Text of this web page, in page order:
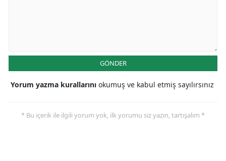
GÖNDER
Yorum yazma kurallarını okumuş ve kabul etmiş sayılırsınız
* Bu içerik ile ilgili yorum yok, ilk yorumu siz yazın, tartışalım *